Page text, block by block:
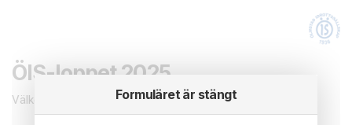
Formuläret är stängt
ÖIS-loppet 2025
Välkommen att anmäla dig till ÖIS-loppet 2025!